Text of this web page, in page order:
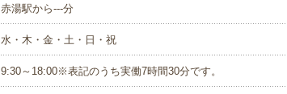
赤湯駅から---分
水・木・金・土・日・祝
9:30～18:00※表記のうち実働7時間30分です。